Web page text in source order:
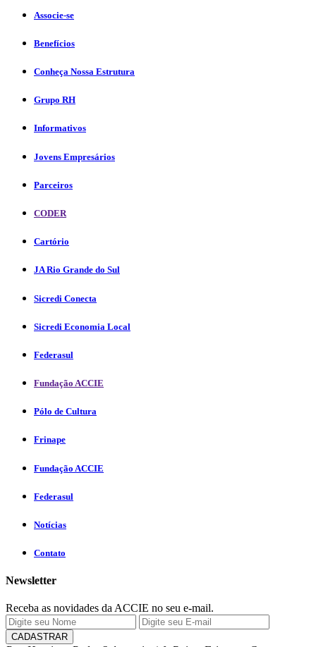
Associe-se
Benefícios
Conheça Nossa Estrutura
Grupo RH
Informativos
Jovens Empresários
Parceiros
CODER
Cartório
JA Rio Grande do Sul
Sicredi Conecta
Sicredi Economia Local
Federasul
Fundação ACCIE
Pólo de Cultura
Frinape
Fundação ACCIE
Federasul
Notícias
Contato
Newsletter
Receba as novidades da ACCIE no seu e-mail.